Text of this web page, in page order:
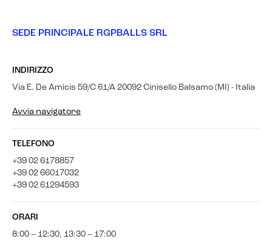
SEDE PRINCIPALE RGPBALLS SRL
INDIRIZZO
Via E. De Amicis 59/C 61/A 20092 Cinisello Balsamo (MI) - Italia
Avvia navigatore
TELEFONO
+39 02 6178857
+39 02 66017032
+39 02 61294593
ORARI
8:00 – 12:30, 13:30 – 17:00